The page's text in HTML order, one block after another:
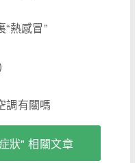
熱感冒”
調有關嗎
狀" 相關文章